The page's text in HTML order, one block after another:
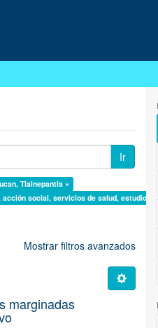
Ir
Tlalnepantla ×
social, servicios de salud, estudio
Mostrar filtros avanzados
marginadas